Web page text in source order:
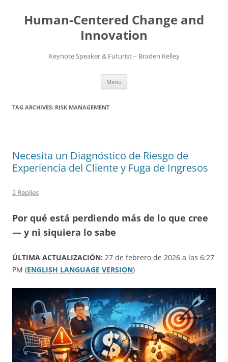
content
Human-Centered Change and
Innovation
Keynote Speaker & Futurist – Braden Kelley
Menu
TAG ARCHIVES: RISK MANAGEMENT
Necesita un Diagnóstico de Riesgo de
Experiencia del Cliente y Fuga de Ingresos
2 Replies
Por qué está perdiendo más de lo que cree
— y ni siquiera lo sabe
ÚLTIMA ACTUALIZACIÓN: 27 de febrero de 2026 a las 6:27
PM (ENGLISH LANGUAGE VERSION)